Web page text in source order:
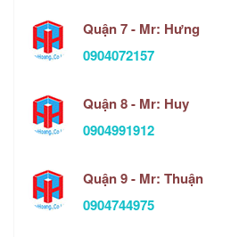
Quận 7 - Mr: Hưng
0904072157
Quận 8 - Mr: Huy
0904991912
Quận 9 - Mr: Thuận
0904744975